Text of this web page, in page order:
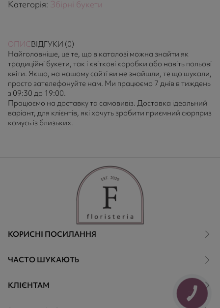
Категорія: Збірні букети
ОПИСВІДГУКИ (0)
Найголовніше, це те, що в каталозі можна знайти як
традиційні букети, так і квіткові коробки або навіть польові
квіти. Якщо, на нашому сайті ви не знайшли, те що шукали,
просто зателефонуйте нам. Ми працюємо 7 днів в тиждень
з 09:30 до 19:00.
Працюємо на доставку та самовивіз. Доставка ідеальний
варіант, для клієнтів, які хочуть зробити приємний сюрприз
комусь із близьких.
КОРИСНІ ПОСИЛАННЯ
ЧАСТО ШУКАЮТЬ
КЛІЄНТАМ
КНОПКА
ЗВ'ЯЗКУ